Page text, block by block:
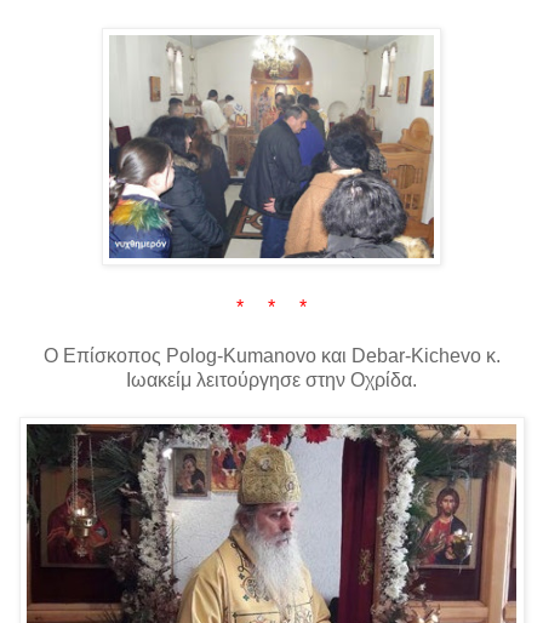
* * *
Ο Επίσκοπος Polog-Kumanovo και Debar-Kichevo κ.
Ιωακείμ λειτούργησε στην Οχρίδα.